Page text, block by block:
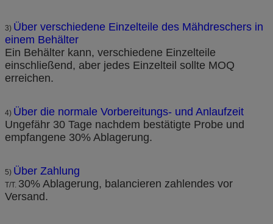
3) Über verschiedene Einzelteile des Mähdreschers in
einem Behälter
Ein Behälter kann, verschiedene Einzelteile
einschließend, aber jedes Einzelteil sollte MOQ
erreichen.
4) Über die normale Vorbereitungs- und Anlaufzeit
Ungefähr 30 Tage nachdem bestätigte Probe und
empfangene 30% Ablagerung.
5) Über Zahlung
T/T. 30% Ablagerung, balancieren zahlendes vor
Versand.